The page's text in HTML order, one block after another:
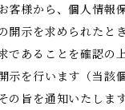
客様から、個人情報
開示を求められたと
であることを確認の
示を行います（当該
の旨を通知いたしま